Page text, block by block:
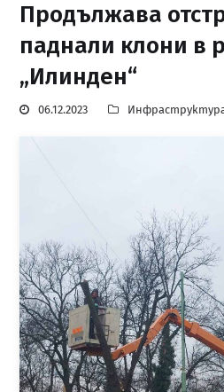
Продължава
паднали клони в
„Илинден“
06.12.2023